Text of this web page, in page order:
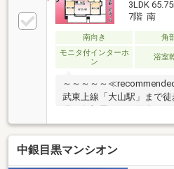
3LDK
7階 南
南向き 角
モニタ付インターホ
ン
浴室
～～～～～
武東上線「大山駅」まで
階・角部屋につき陽当た
ルーフバルコニー付き住
広々としたゆとりのある
み 浴室など水回りも一新
～～～～～～～～～～◆
中銀目黒マンシオン